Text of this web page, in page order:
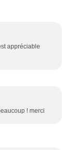
appréciable
! merci